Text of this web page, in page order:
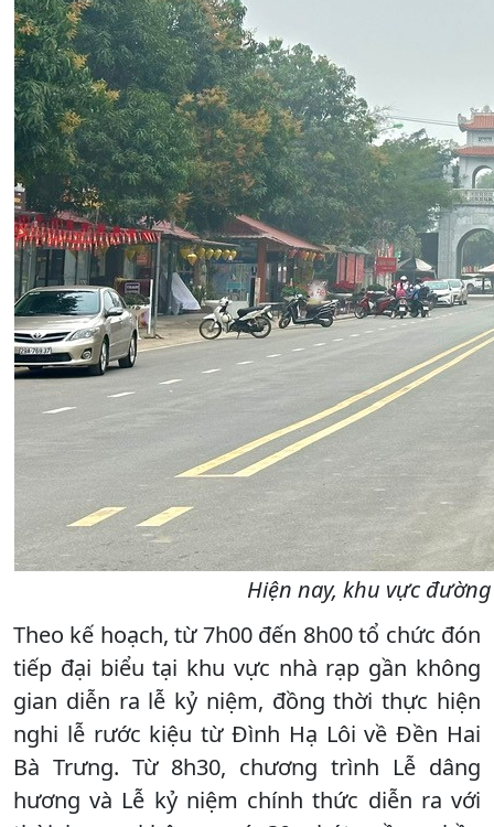
Hiện nay, khu vực
Theo kế hoạch, từ 7h00 đến 8h00 tổ chức đón
tiếp đại biểu tại khu vực nhà rạp gần không
gian diễn ra lễ kỷ niệm, đồng thời thực hiện
nghi lễ rước kiệu từ Đình Hạ Lôi về Đền Hai
Bà Trưng. Từ 8h30, chương trình Lễ dâng
hương và Lễ kỷ niệm chính thức diễn ra với